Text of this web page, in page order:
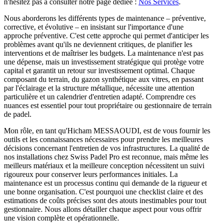
n'hésitez pas à consulter notre page dédiée : Nos Services.
Nous aborderons les différents types de maintenance – préventive,
corrective, et évolutive – en insistant sur l'importance d'une
approche préventive. C'est cette approche qui permet d'anticiper les
problèmes avant qu'ils ne deviennent critiques, de planifier les
interventions et de maîtriser les budgets. La maintenance n'est pas
une dépense, mais un investissement stratégique qui protège votre
capital et garantit un retour sur investissement optimal. Chaque
composant du terrain, du gazon synthétique aux vitres, en passant
par l'éclairage et la structure métallique, nécessite une attention
particulière et un calendrier d'entretien adapté. Comprendre ces
nuances est essentiel pour tout propriétaire ou gestionnaire de terrain
de padel.
Mon rôle, en tant qu'Hicham MESSAOUDI, est de vous fournir les
outils et les connaissances nécessaires pour prendre les meilleures
décisions concernant l'entretien de vos infrastructures. La qualité de
nos installations chez Swiss Padel Pro est reconnue, mais même les
meilleurs matériaux et la meilleure conception nécessitent un suivi
rigoureux pour conserver leurs performances initiales. La
maintenance est un processus continu qui demande de la rigueur et
une bonne organisation. C'est pourquoi une checklist claire et des
estimations de coûts précises sont des atouts inestimables pour tout
gestionnaire. Nous allons détailler chaque aspect pour vous offrir
une vision complète et opérationnelle.